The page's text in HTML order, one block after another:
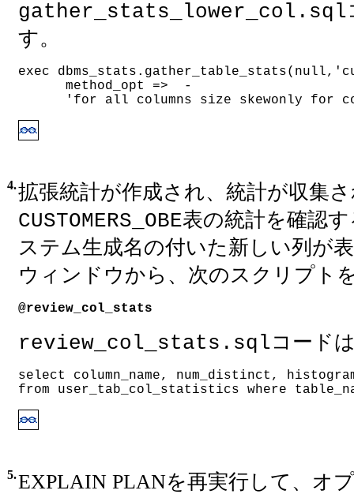
gather_stats_lower_col.sql
す。
exec
      method_opt =>  -
'for all columns size skewonly for
4.拡張統計が作成され、統計が収集
CUSTOMERS_OBE表の統計を確認
ステム生成名の付いた新しい列が
ウィンドウから、次のスクリプト
@review_col_stats
review_col_stats.sqlコード
select column_name, num_distinct,
from user_tab_col_statistics where
5.EXPLAIN PLANを再実行して、オ